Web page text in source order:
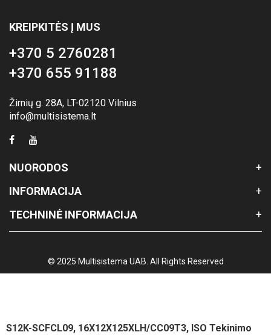
KREIPKITĖS Į MUS
+370 5 2760281
+370 655 91188
Žirnių g. 28A, LT-02120 Vilnius
info@multisistema.lt
NUORODOS
INFORMACIJA
TECHNINĖ INFORMACIJA
© 2025 Multisistema UAB. All Rights Reserved
S12K-SCFCL09, 16X12X125XLH/CC09T3, ISO Tekinimo